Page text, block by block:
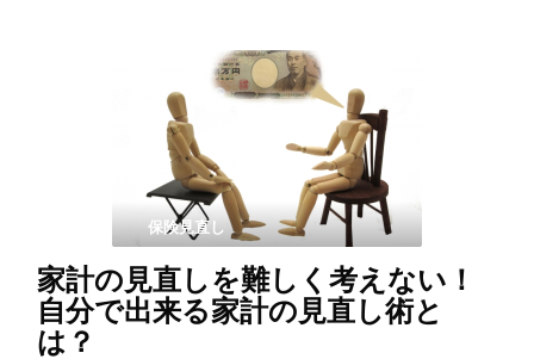
保険見直し
家計の見直しを難しく考えない！
自分で出来る家計の見直し術と
は？